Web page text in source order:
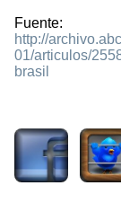
Fuente:
http://
01/articulos/
brasil